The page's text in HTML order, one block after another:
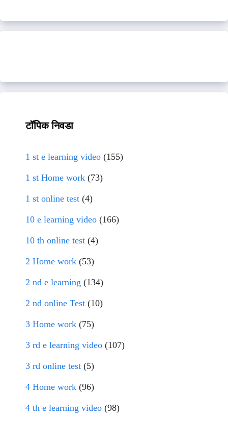
टॉपिक निवडा
1 st e learning video (155)
1 st Home work (73)
1 st online test (4)
10 e learning video (166)
10 th online test (4)
2 Home work (53)
2 nd e learning (134)
2 nd online Test (10)
3 Home work (75)
3 rd e learning video (107)
3 rd online test (5)
4 Home work (96)
4 th e learning video (98)